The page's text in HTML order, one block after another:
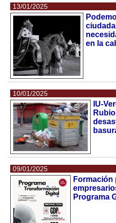
13/01/2025
en la
10/01/2025
IU-
09/01/2025
Formación
Programa